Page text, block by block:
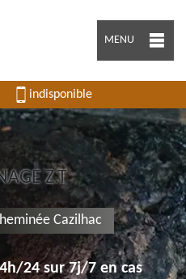
MENU
indisponible
Z.T
Cazilhac
24 sur 7j/7 en cas